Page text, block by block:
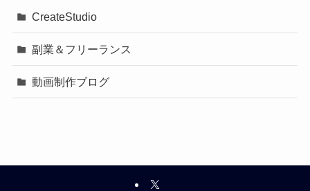
CreateStudio
副業＆フリーランス
動画制作ブログ